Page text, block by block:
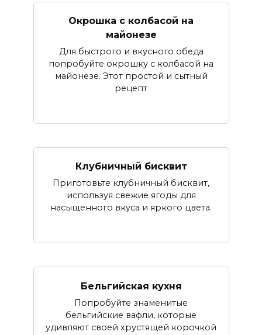
Окрошка с колбасой на
майонезе
Для быстрого и вкусного обеда
попробуйте окрошку с колбасой на
майонезе. Этот простой и сытный
рецепт
Клубничный бисквит
Приготовьте клубничный бисквит,
используя свежие ягоды для
насыщенного вкуса и яркого цвета.
Бельгийская кухня
Попробуйте знаменитые
бельгийские вафли, которые
удивляют своей хрустящей корочкой